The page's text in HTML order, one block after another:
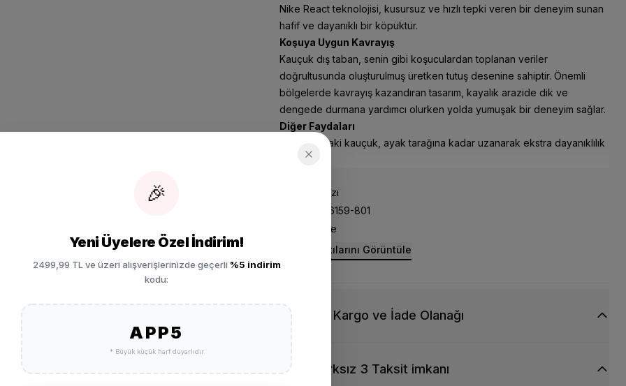
Nike React teknolojisi, kusursuz ve hızlı tepki veren bir deneyim sunan
hafif ve dayanıklı bir köpüktür.
Koşuya Uygun Kavrayış
Kauçuk dış taban, senin gibi koşuculardan toplanan veriler
doğrultusunda oluşturulmuş üretken tutuş desenine sahiptir. Önemli
bölgelerde kavrayış kazandıran tasarım, kayalık arazide dik ve
dengede durmana yardımcı olurken yolda yumuşak bir deneyim sağlar.
Diğer Faydaları
Dış tabandaki kauçuk, ayak tarağına kadar uzanarak ekstra dayanıklılık
kazandırır.
Kırmızı
DJ6159-801
Nike
Ürün Ayrıntılarını Görüntüle
Ücretsiz Kargo ve İade Olanağı
Vade Farksız 3 Taksit imkanı
DZ3547-001 SEPETE EKLE
🎉
Yeni Üyelere Özel İndirim!
2499,99 TL ve üzeri alışverişlerinizde geçerli %5 indirim
kodu:
APP5
* Büyük küçük harf duyarlıdır